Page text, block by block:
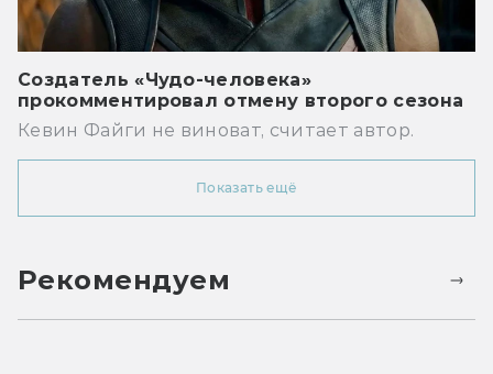
Создатель «Чудо-человека»
прокомментировал отмену второго сезона
Кевин Файги не виноват, считает автор.
Показать ещё
Рекомендуем